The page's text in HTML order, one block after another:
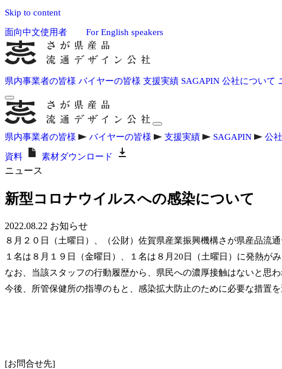
Skip to content
面向中文使用者 For English speakers
県内事業者の皆様 バイヤーの皆様 支援実績 SAGAPIN 公社について
県内事業者の皆様 バイヤーの皆様 支援実績 SAGAPIN 公
資料 素材ダウンロード
ニュース
新型コロナウイルスへの感染について
2022.08.22 お知らせ
８月２０日（土曜日）、（公財）佐賀県産業振興機構さが県産品流
１名は８月１９日（金曜日）、１名は８月20日（土曜日）に発熱が
なお、当該スタッフの行動履歴から、県民への濃厚接触はないと思わ
今後、所管保健所の指導のもと、感染拡大防止のために必要な措置を
[お問合せ先]